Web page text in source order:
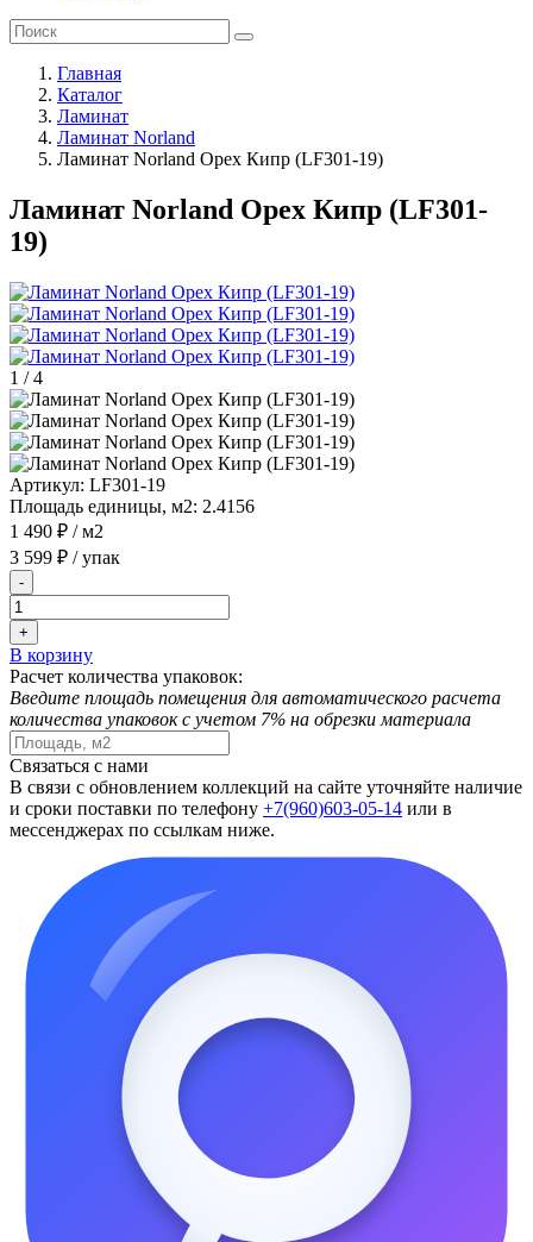
Главная
Каталог
Ламинат
Ламинат Norland
Ламинат Norland Орех Кипр (LF301-19)
Ламинат Norland Орех Кипр (LF301-
19)
1 /4
Артикул: LF301-19
Площадь единицы, м2: 2.4156
1 490 ₽ / м2
3 599 ₽ / упак
-
+
В корзину
Расчет количества упаковок:
Введите площадь помещения для автоматического расчета
количества упаковок с учетом 7% на обрезки материала
Связаться с нами
В связи с обновлением коллекций на сайте уточняйте наличие
и сроки поставки по телефону +7(960)603-05-14 или в
мессенджерах по ссылкам ниже.